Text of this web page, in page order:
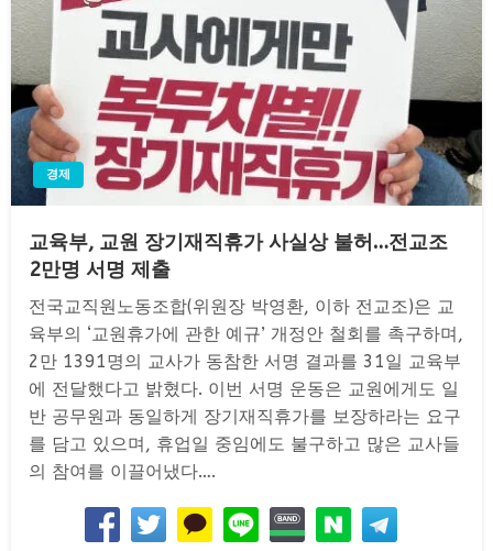
경제
교육부, 교원 장기재직휴가 사실상 불허…전교조
2만명 서명 제출
전국교직원노동조합(위원장 박영환, 이하 전교조)은 교
육부의 ‘교원휴가에 관한 예규’ 개정안 철회를 촉구하며,
2만 1391명의 교사가 동참한 서명 결과를 31일 교육부
에 전달했다고 밝혔다. 이번 서명 운동은 교원에게도 일
반 공무원과 동일하게 장기재직휴가를 보장하라는 요구
를 담고 있으며, 휴업일 중임에도 불구하고 많은 교사들
의 참여를 이끌어냈다….